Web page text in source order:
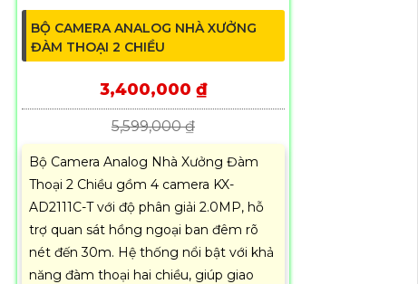
BỘ CAMERA ANALOG NHÀ XƯỞNG
ĐÀM THOẠI 2 CHIỀU
3,400,000 ₫
5,599,000 ₫
Bộ Camera Analog Nhà Xưởng Đàm
Thoại 2 Chiều gồm 4 camera KX-
AD2111C-T với độ phân giải 2.0MP, hỗ
trợ quan sát hồng ngoại ban đêm rõ
nét đến 30m. Hệ thống nổi bật với khả
năng đàm thoại hai chiều, giúp giao